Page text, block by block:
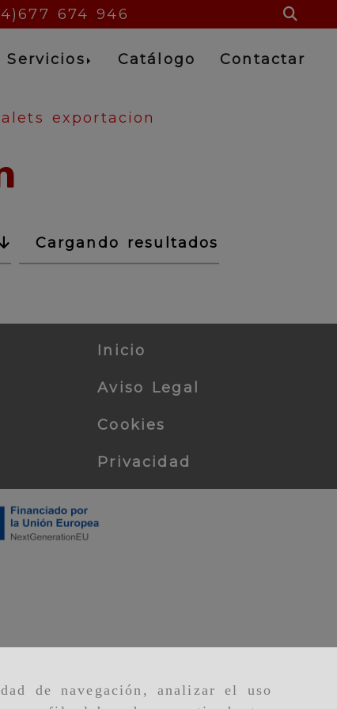
de navegación, analizar el uso
674 946
Servicios Catálogo Contactar
exportacion
Cargando resultados
Inicio
Aviso Legal
Cookies
Privacidad